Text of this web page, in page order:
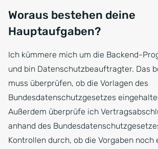
Woraus bestehen deine
Hauptaufgaben?
Ich kümmere mich um die Backend-
und bin Datenschutzbeauftragter. Das
muss überprüfen, ob die Vorlagen des
Bundesdatenschutzgesetzes
Außerdem überprüfe ich
anhand des
Kontrollen durch, ob die Vorgaben noch